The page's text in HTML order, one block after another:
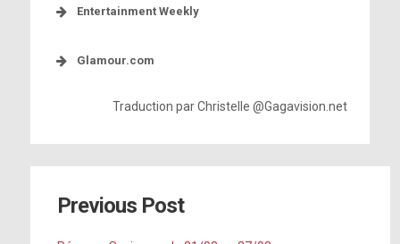
Entertainment Weekly
Glamour.com
Traduction par Christelle @Gagavision.net
Previous Post